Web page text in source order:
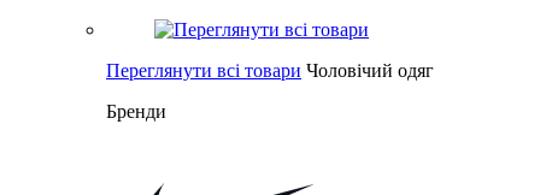
Переглянути всі товари Чоловічий одяг
Бренди